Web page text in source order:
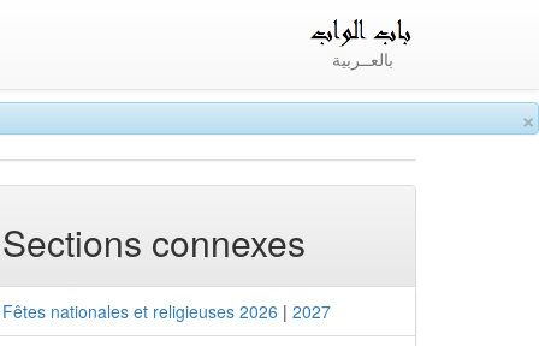
×
بالعــربية
Sections connexes
Fêtes nationales et religieuses 2026 | 2027